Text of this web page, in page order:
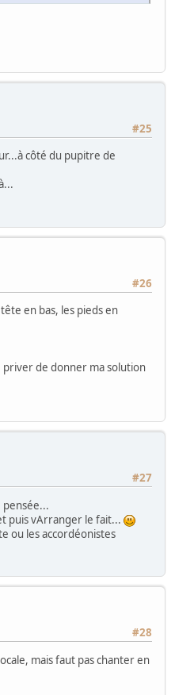
#25
côté du pupitre de
#26
en bas, les pieds en
priver de donner ma solution
#27
puis vArranger le fait...
ou les accordéonistes
#28
mais faut pas chanter en